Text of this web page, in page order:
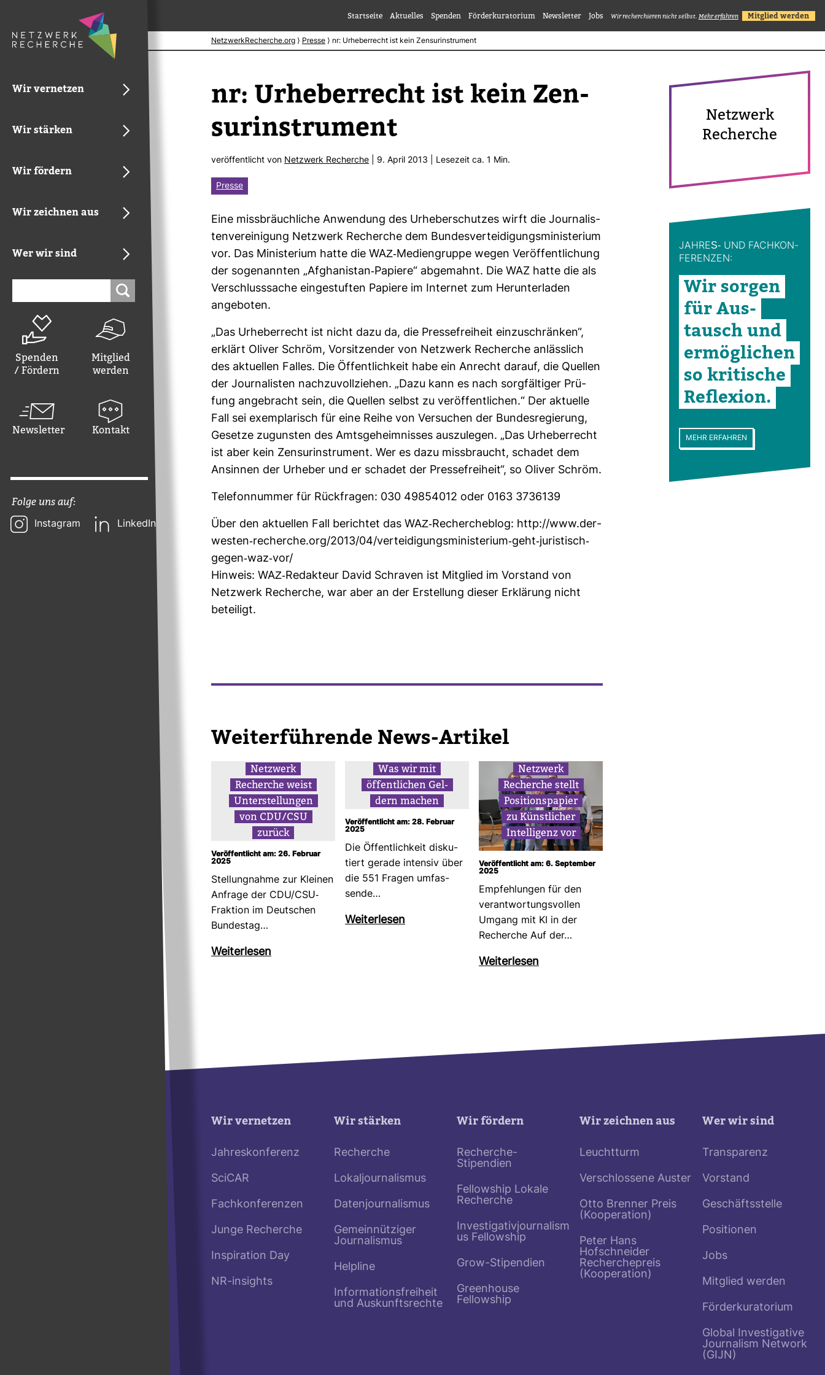
Wir vernetzen
Wir stärken
Wir fördern
Wir zeichnen aus
Wer wir sind
Spenden
/ Fördern
Mitglied
werden
Newsletter Kontakt
Folge uns auf:
Instagram LinkedIn
Startseite Aktuelles Spenden Förderkuratorium Newsletter Jobs Wir recherchieren nicht selbst. Mehr erfahren Mitglied werden
NetzwerkRecherche.org ⟩ Presse ⟩ nr: Urheberrecht ist kein Zensurinstrument
nr: Urhe­ber­recht ist kein Zen­
sur­in­stru­ment
ver­öf­fent­licht von Netz­werk Recherche | 9. April 2013 | Lese­zeit ca. 1 Min.
Presse
Eine miss­bräuch­liche Anwen­dung des Urhe­ber­schutzes wirft die Jour­na­lis­
ten­ver­ei­ni­gung Netz­werk Recherche dem Bun­des­ver­tei­di­gungs­mi­nis­te­rium
vor. Das Minis­te­rium hatte die WAZ-​Medi­en­gruppe wegen Ver­öf­fent­li­chung
der soge­nannten „Afgha­ni­stan-​Papiere“ abge­mahnt. Die WAZ hatte die als
Ver­schluss­sache ein­ge­stuften Papiere im Internet zum Her­un­ter­laden
ange­boten.
„Das Urhe­ber­recht ist nicht dazu da, die Pres­se­frei­heit ein­zu­schränken“,
erklärt Oliver Schröm, Vor­sit­zender von Netz­werk Recherche anläss­lich
des aktu­ellen Falles. Die Öffent­lich­keit habe ein Anrecht darauf, die Quellen
der Jour­na­listen nach­zu­voll­ziehen. „Dazu kann es nach sorg­fäl­tiger Prü­
fung ange­bracht sein, die Quellen selbst zu ver­öf­fent­li­chen.“ Der aktu­elle
Fall sei exem­pla­risch für eine Reihe von Ver­su­chen der Bun­des­re­gie­rung,
Gesetze zugunsten des Amts­ge­heim­nisses aus­zu­legen. „Das Urhe­ber­recht
ist aber kein Zen­sur­in­stru­ment. Wer es dazu miss­braucht, schadet dem
Ansinnen der Urheber und er schadet der Pres­se­frei­heit“, so Oliver Schröm.
Tele­fon­nummer für Rück­fragen: 030 49854012 oder 0163 3736139
Über den aktu­ellen Fall berichtet das WAZ-​Recher­che­blog: http://www.der­
westen-​recherche.org/2013/04/ver­tei­di­gungs­mi­nis­te­rium-​geht-​juris­tisch-​
gegen-​waz-​vor/
Hin­weis: WAZ-​Redak­teur David Schraven ist Mit­glied im Vor­stand von
Netz­werk Recherche, war aber an der Erstel­lung dieser Erklä­rung nicht
betei­ligt.
Wei­ter­füh­rende News-​Artikel
Netz­werk
Recherche weist
Unter­stel­lungen
von CDU/CSU
zurück
Veröffentlicht am: 26. Februar
2025
Stel­lung­nahme zur Kleinen
Anfrage der CDU/CSU-​
Frak­tion im Deut­schen
Bun­destag…
Wei­ter­lesen
Was wir mit
öffent­li­chen Gel­
dern machen
Veröffentlicht am: 28. Februar
2025
Die Öffent­lich­keit dis­ku­
tiert gerade intensiv über
die 551 Fragen umfas­
sende…
Wei­ter­lesen
Netz­werk
Recherche stellt
Posi­ti­ons­pa­pier
zu Künst­li­cher
Intel­li­genz vor
Veröffentlicht am: 6. September
2025
Emp­feh­lungen für den
ver­ant­wor­tungs­vollen
Umgang mit KI in der
Recherche Auf der…
Wei­ter­lesen
Netz­werk
Recherche
JAHRES-​ UND FACH­KON­
FE­RENZEN:
Wir sorgen
für Aus­
tausch und
ermög­li­chen
so kri­ti­sche
Refle­xion.
MEHR ERFAHREN
Wir vernetzen
Jahreskonferenz
SciCAR
Fachkonferenzen
Junge Recherche
Inspiration Day
NR-insights
Wir stärken
Recherche
Lokaljournalismus
Datenjournalismus
Gemeinnütziger
Journalismus
Helpline
Informationsfreiheit
und Auskunftsrechte
Wir fördern
Recherche-
Stipendien
Fellowship Lokale
Recherche
Investigativjournalism
us Fellowship
Grow-Stipendien
Greenhouse
Fellowship
Wir zeichnen aus
Leuchtturm
Verschlossene Auster
Otto Brenner Preis
(Kooperation)
Peter Hans
Hofschneider
Recherchepreis
(Kooperation)
Wer wir sind
Transparenz
Vorstand
Geschäftsstelle
Positionen
Jobs
Mitglied werden
Förderkuratorium
Global Investigative
Journalism Network
(GIJN)